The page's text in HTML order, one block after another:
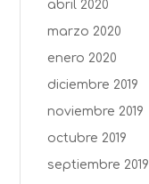
abril 2020
marzo 2020
enero 2020
diciembre 2019
noviembre 2019
octubre 2019
septiembre 2019